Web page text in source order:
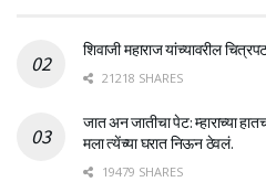
शिवाजी महाराज यांच्यावरील
21218 SHARES
जात अन जातीचा पेट: म्हाराच्या
मला त्येंच्या घरात निऊन ठेवलं.
19479 SHARES